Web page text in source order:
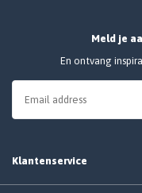
Meld je
En ontvang
Klantenservice